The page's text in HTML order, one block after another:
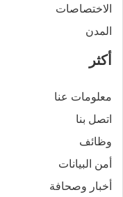
الاختصاصات
المدن
أكثر
معلومات عنا
اتصل بنا
وظائف
أمن البيانات
أخبار وصحافة